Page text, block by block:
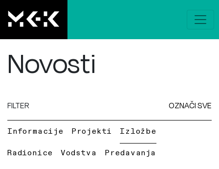
Novosti
FILTER OZNAČI SVE
Informacije Projekti Izložbe
Radionice Vodstva Predavanja